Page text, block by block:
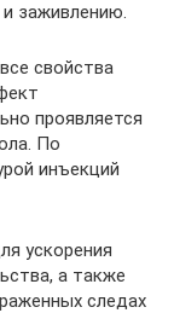
заживлению.
свойства
проявляется
По
инъекций
ускорения
а также
следах